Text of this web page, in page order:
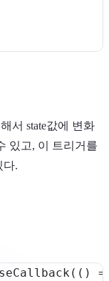
서 state값에 변화
있고, 이 트리거를
다.
( ( )